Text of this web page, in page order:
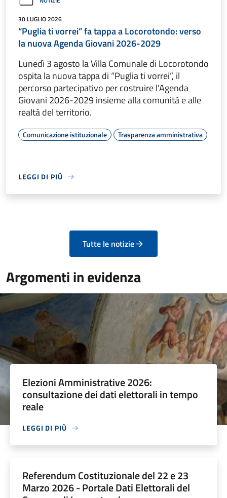
30 LUGLIO 2026
“Puglia ti vorrei” fa tappa a Locorotondo: verso
la nuova Agenda Giovani 2026-2029
Lunedì 3 agosto la Villa Comunale di Locorotondo
ospita la nuova tappa di “Puglia ti vorrei”, il
percorso partecipativo per costruire l'Agenda
Giovani 2026-2029 insieme alla comunità e alle
realtà del territorio.
Comunicazione istituzionale Trasparenza amministrativa
LEGGI DI PIÙ
Tutte le notizie
Argomenti in evidenza
Elezioni Amministrative 2026:
consultazione dei dati elettorali in tempo
reale
LEGGI DI PIÙ
Referendum Costituzionale del 22 e 23
Marzo 2026 - Portale Dati Elettorali del